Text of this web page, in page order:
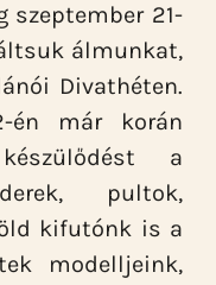
szeptember 21-
álmunkat,
Divathéten.
én már korán
a
pultok,
kifutónk is a
modelljeink,